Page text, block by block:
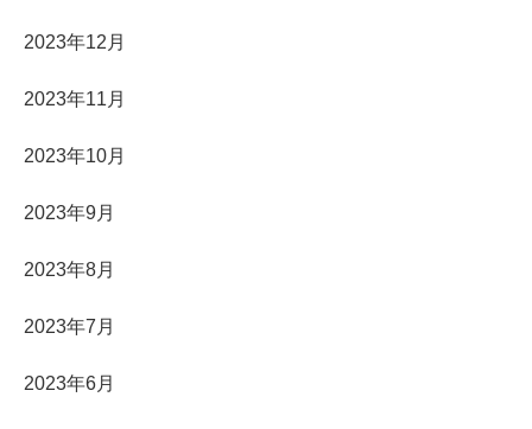
2023年12月
2023年11月
2023年10月
2023年9月
2023年8月
2023年7月
2023年6月